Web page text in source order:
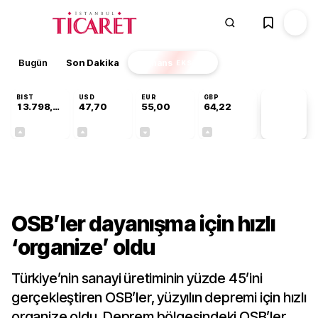
Bugün Son Dakika Finans EKSTRA
BIST
13.798,82
USD
47,70
EUR
55,00
GBP
64,22
OSB’ler dayanışma için hızlı
‘organize’ oldu
Türkiye’nin sanayi üretiminin yüzde 45’ini
gerçekleştiren OSB’ler, yüzyılın depremi için hızlı